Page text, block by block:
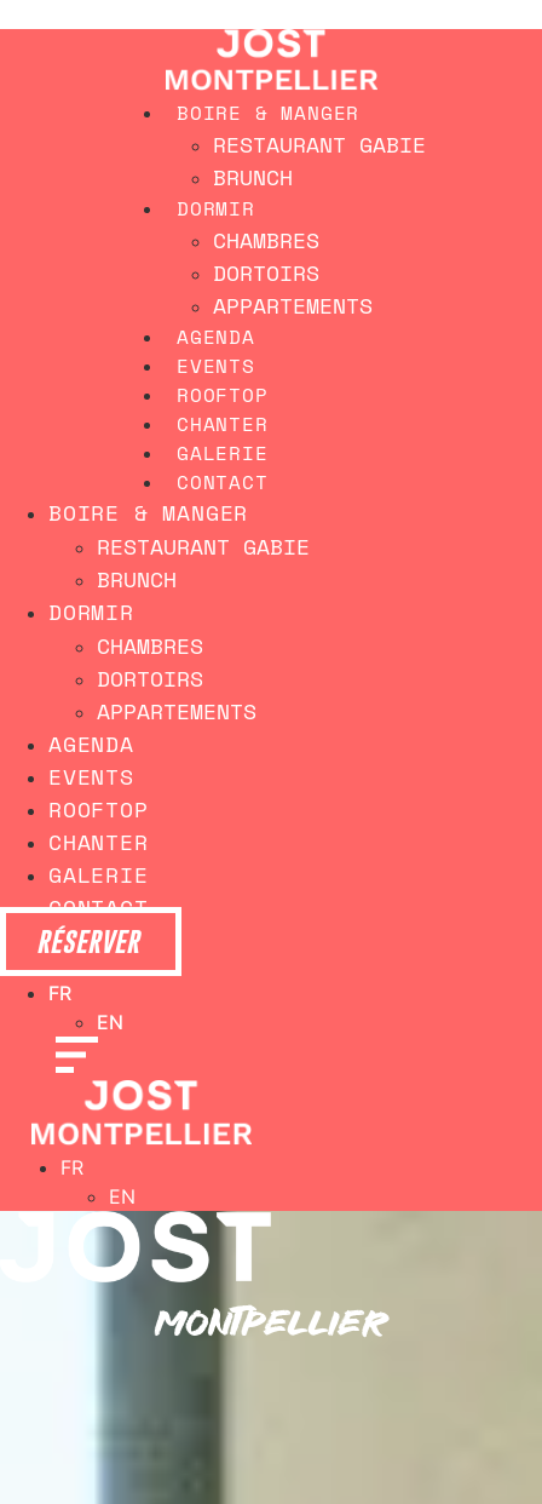
BOIRE & MANGER
RESTAURANT GABIE
BRUNCH
DORMIR
CHAMBRES
DORTOIRS
APPARTEMENTS
AGENDA
EVENTS
ROOFTOP
CHANTER
GALERIE
CONTACT
BOIRE & MANGER
RESTAURANT GABIE
BRUNCH
DORMIR
CHAMBRES
DORTOIRS
APPARTEMENTS
AGENDA
EVENTS
ROOFTOP
CHANTER
GALERIE
CONTACT
RÉSERVER
FR
EN
FR
EN
MONTPELLIER